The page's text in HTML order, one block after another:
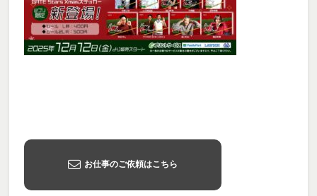
お仕事のご依頼はこちら